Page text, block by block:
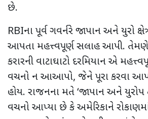
છે.
RBIના પૂર્વ ગવર્નરે જાપાન અને યુરો
આપતા મહત્ત્વપૂર્ણ સલાહ આપી. તેમણે
કરારની વાટાઘાટો દરમિયાનએ
વચનો ન આઆપો, જેને પૂરા કરવા
હોય. રાજનના મતે‘જાપાન અને યુરોપ
વચનો આપ્યા છે કે અમેરિકાને